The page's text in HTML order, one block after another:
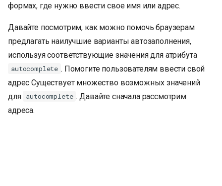
формах, где нужно ввести свое имя или адрес.
Давайте посмотрим, как можно помочь браузерам
предлагать наилучшие варианты автозаполнения,
используя соответствующие значения для атрибута
autocomplete . Помогите пользователям ввести свой
адрес Существует множество возможных значений
для autocomplete . Давайте сначала рассмотрим
адреса.